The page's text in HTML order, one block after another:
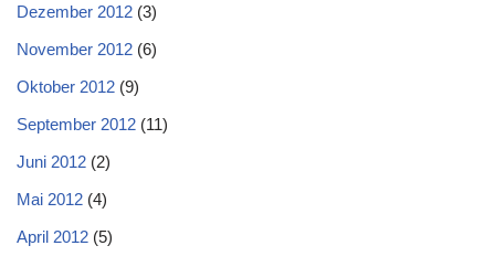
Dezember 2012 (3)
November 2012 (6)
Oktober 2012 (9)
September 2012 (11)
Juni 2012 (2)
Mai 2012 (4)
April 2012 (5)